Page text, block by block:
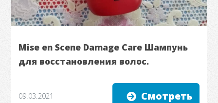
Mise en Scene Damage Care Шампунь
для восстановления волос.
09.03.2021 Смотреть